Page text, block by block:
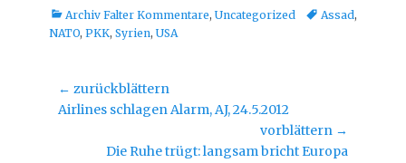
e
u
e
m
s
t
e
r
u
e
m
s
t
e
r
ö
Kategorien
Archiv Falter Kommentare, Uncategorized TagsAssad,
NATO, PKK, Syrien, USA
Beitragsnavigation
← zurückblättern
Vorheriger
Airlines schlagen Alarm, AJ, 24.5.2012
vorblättern →
NächsterDie Ruhe trügt: langsam bricht Europa